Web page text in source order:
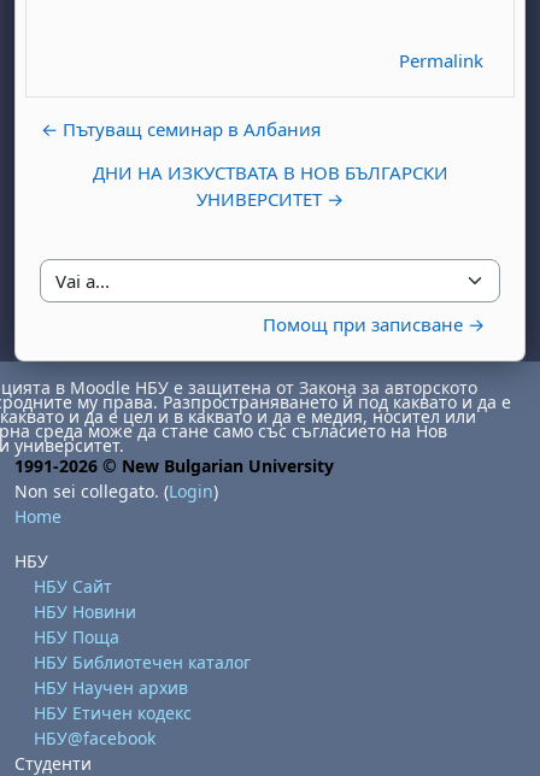
Permalink
← Пътуващ семинар в Албания
ДНИ НА ИЗКУСТВАТА В НОВ БЪЛГАРСКИ
УНИВЕРСИТЕТ →
Vai a...
Помощ при записване →
28 agosto
29 agosto
domenica 30 agosto
в Moodle НБУ е защитена от Закона за авторското
му права. Разпространяването й под каквато и да е
и да е цел и в каквато и да е медия, носител или
среда може да стане само със съгласието на Нов
университет.
1991-2026 © New Bulgarian University
Non sei collegato. (Login)
Home
НБУ
НБУ Сайт
НБУ Новини
НБУ Поща
НБУ Библиотечен каталог
НБУ Научен архив
НБУ Етичен кодекс
НБУ@facebook
Студенти